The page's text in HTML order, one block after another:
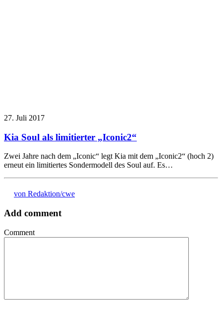
27. Juli 2017
Kia Soul als limitierter „Iconic2“
Zwei Jahre nach dem „Iconic“ legt Kia mit dem „Iconic2“ (hoch 2)
erneut ein limitiertes Sondermodell des Soul auf. Es…
von Redaktion/cwe
Add comment
Comment